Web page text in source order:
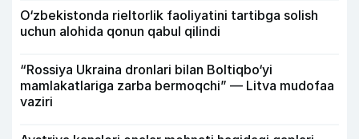
O‘zbekistonda rieltorlik faoliyatini tartibga solish
uchun alohida qonun qabul qilindi
“Rossiya Ukraina dronlari bilan Boltiqbo‘yi
mamlakatlariga zarba bermoqchi” — Litva mudofaa
vaziri